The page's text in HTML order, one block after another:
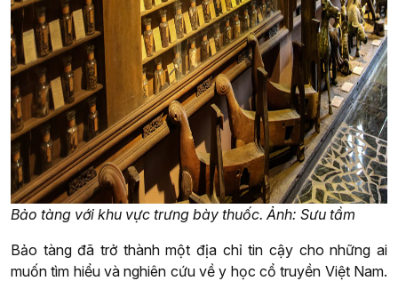
Bảo tàng với khu vực trưng bày thuốc. Ảnh: Sưu tầm
Bảo tàng đã trở thành một địa chỉ tin cậy cho những ai
muốn tìm hiểu và nghiên cứu về y học cổ truyền Việt Nam.